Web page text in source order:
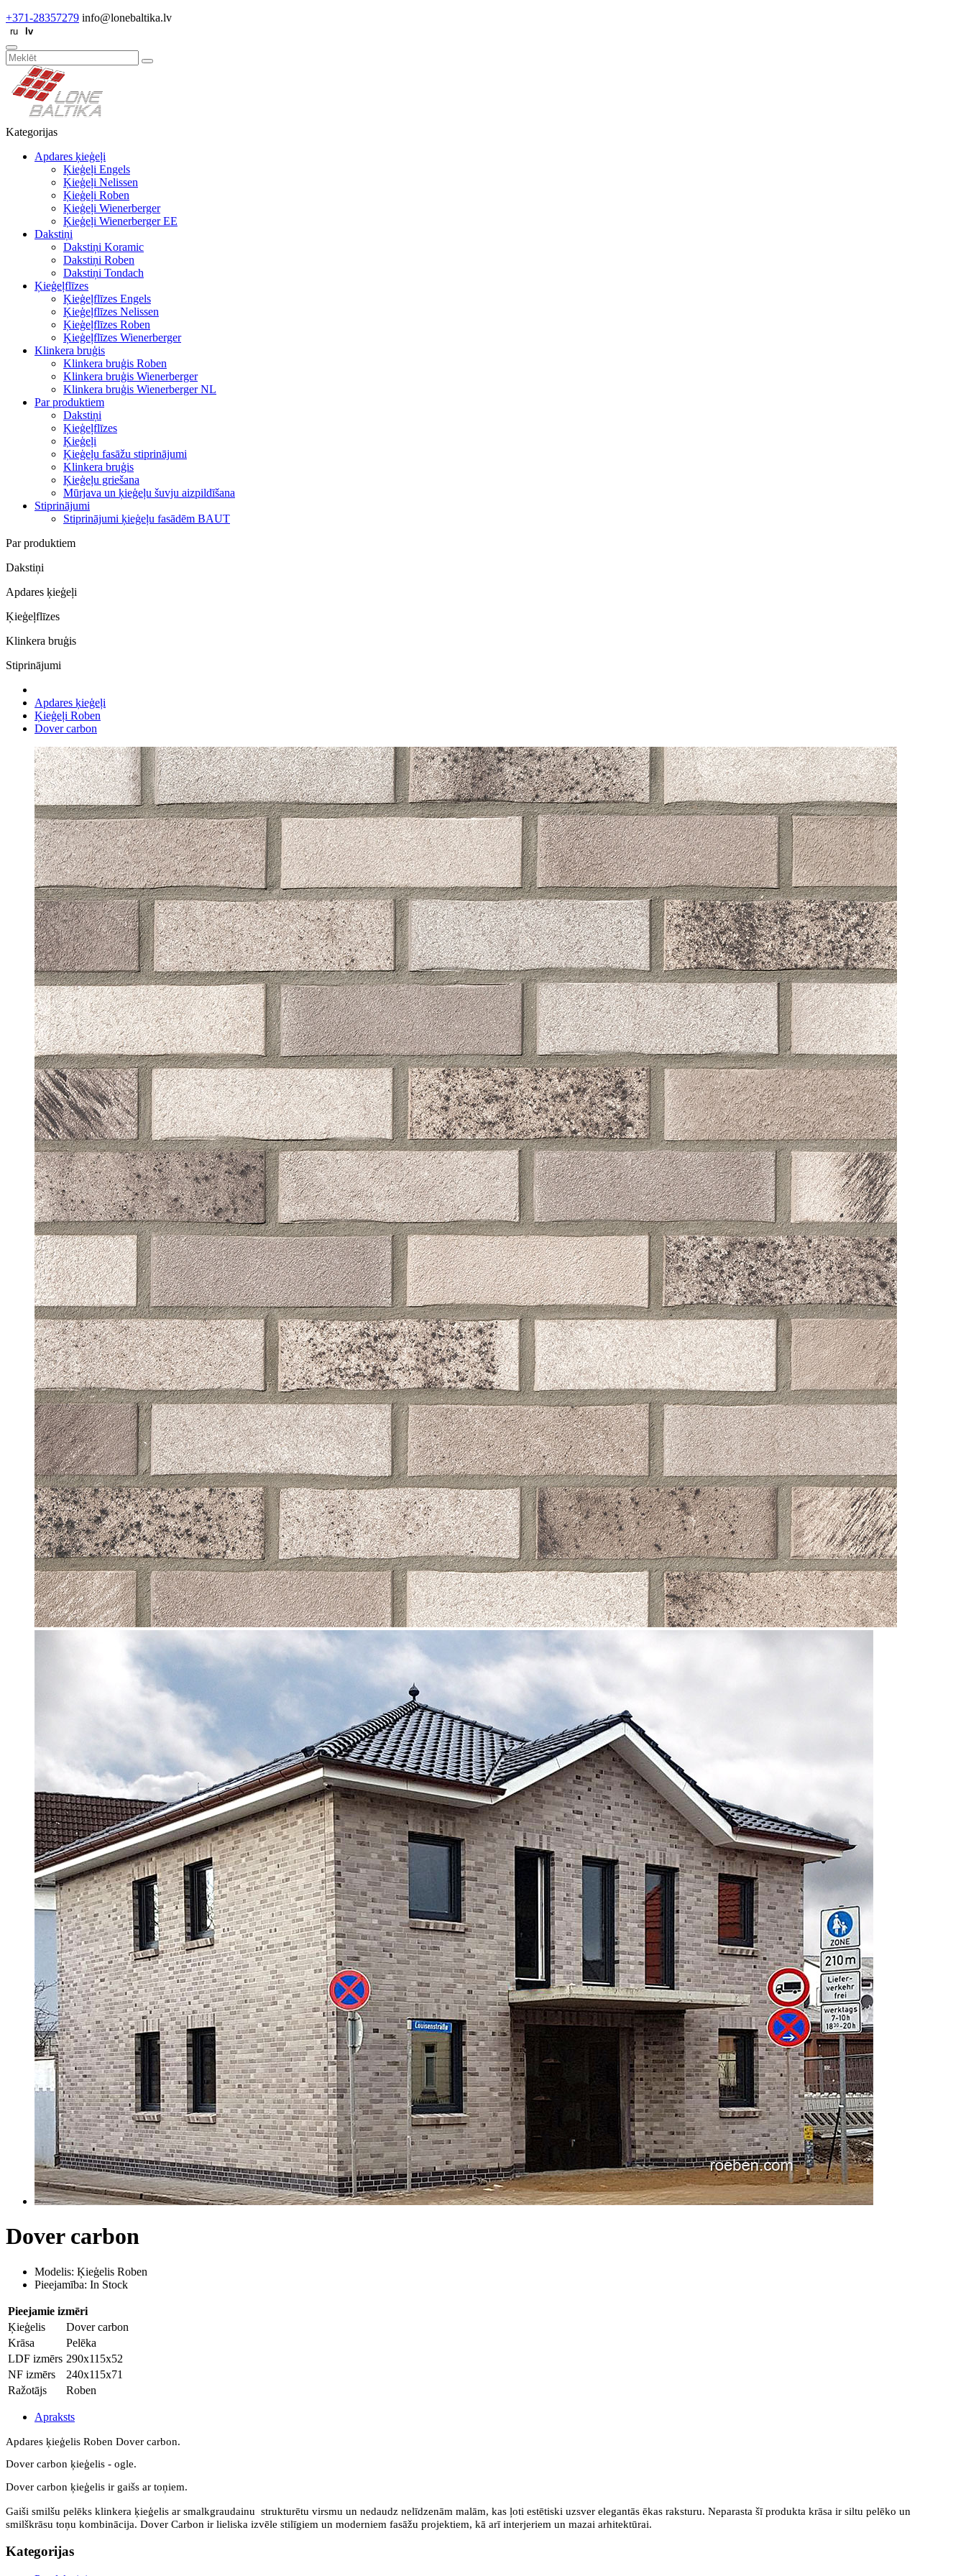
+371-28357279 info@lonebaltika.lv
Kategorijas
Apdares ķieģeļi
Ķieģeļi Engels
Ķieģeļi Nelissen
Ķieģeļi Roben
Ķieģeļi Wienerberger
Ķieģeļi Wienerberger EE
Dakstiņi
Dakstiņi Koramic
Dakstiņi Roben
Dakstiņi Tondach
Ķieģeļflīzes
Ķieģeļflīzes Engels
Ķieģeļflīzes Nelissen
Ķieģeļflīzes Roben
Ķieģeļflīzes Wienerberger
Klinkera bruģis
Klinkera bruģis Roben
Klinkera bruģis Wienerberger
Klinkera bruģis Wienerberger NL
Par produktiem
Dakstiņi
Ķieģeļflīzes
Ķieģeļi
Ķieģeļu fasāžu stiprinājumi
Klinkera bruģis
Ķieģeļu griešana
Mūrjava un ķieģeļu šuvju aizpildīšana
Stiprinājumi
Stiprinājumi ķieģeļu fasādēm BAUT
Par produktiem
Dakstiņi
Apdares ķieģeļi
Ķieģeļflīzes
Klinkera bruģis
Stiprinājumi
Apdares ķieģeļi
Ķieģeļi Roben
Dover carbon
Dover carbon
Modelis: Ķieģelis Roben
Pieejamība: In Stock
Pieejamie izmēri
Ķieģelis
Dover carbon
Krāsa
Pelēka
LDF izmērs 290x115x52
NF izmērs
240x115x71
Ražotājs
Roben
Apraksts
Apdares ķieģelis Roben Dover carbon.
Dover carbon ķieģelis - ogle.
Dover carbon ķieģelis ir gaišs ar toņiem.
Gaiši smilšu pelēks klinkera ķieģelis ar smalkgraudainu strukturētu virsmu un nedaudz nelīdzenām malām, kas ļoti estētiski uzsver elegantās ēkas raksturu. Neparasta šī produkta krāsa ir siltu pelēko un
smilškrāsu toņu kombinācija. Dover Carbon ir lieliska izvēle stilīgiem un moderniem fasāžu projektiem, kā arī interjeriem un mazai arhitektūrai.
Kategorijas